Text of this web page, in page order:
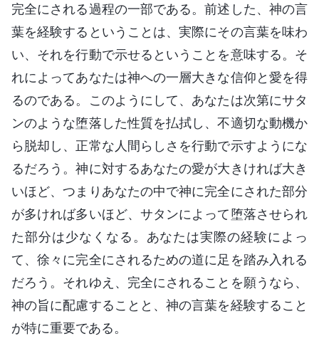
完全にされる過程の一部である。前述した、神の言
葉を経験するということは、実際にその言葉を味わ
い、それを行動で示せるということを意味する。そ
れによってあなたは神への一層大きな信仰と愛を得
るのである。このようにして、あなたは次第にサタ
ンのような堕落した性質を払拭し、不適切な動機か
ら脱却し、正常な人間らしさを行動で示すようにな
るだろう。神に対するあなたの愛が大きければ大き
いほど、つまりあなたの中で神に完全にされた部分
が多ければ多いほど、サタンによって堕落させられ
た部分は少なくなる。あなたは実際の経験によっ
て、徐々に完全にされるための道に足を踏み入れる
だろう。それゆえ、完全にされることを願うなら、
神の旨に配慮することと、神の言葉を経験すること
が特に重要である。